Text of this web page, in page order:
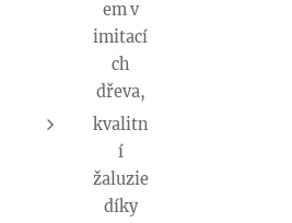
em v
imitací
ch
dřeva,
kvalitn
í
žaluzie
díky